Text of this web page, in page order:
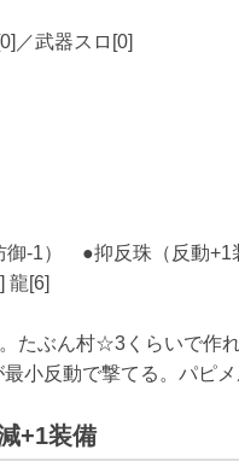
／武器スロ[0]
-1） ●抑反珠（反動+1
龍[6]
たぶん村☆3くらいで作
小反動で撃てる。パピ
+1装備